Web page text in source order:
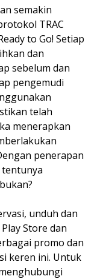
semakin
TRAC
to Go! Setiap
dan
sebelum dan
pengemudi
telah
menerapkan
penerapan
unduh dan
Store dan
promo dan
keren ini. Untuk